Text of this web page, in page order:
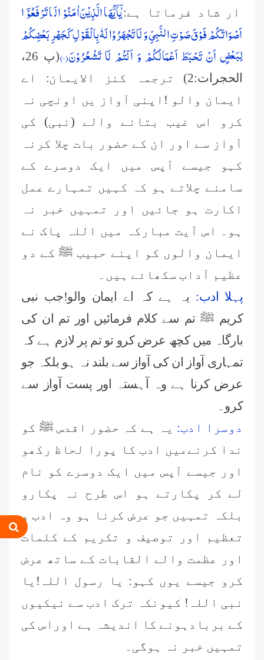
ار شاد فرماتا ہے:یٰۤاَیُّهَا الَّذِیْنَ اٰمَنُوْا لَا تَرْفَعُوْۤا
اَصْوَاتَكُمْ فَوْقَ صَوْتِ النَّبِیِّ وَ لَا تَجْهَرُوْا لَهٗ بِالْقَوْلِ كَجَهْرِ بَعْضِكُمْ
لِبَعْضٍ اَنْ تَحْبَطَ اَعْمَالُكُمْ وَ اَنْتُمْ لَا تَشْعُرُوْنَ(۲)
(پ 26،
الحجرات:2) ترجمہ کنز الایمان: اے
ایمان والو !اپنی آواز یں اونچی نہ
کرو اس غیب بتانے والے (نبی) کی
آواز سے اور ان کے حضور بات چلا کرنہ
کہو جیسے آپس میں ایک دوسرے کے
سامنے چلاتے ہو کہ کہیں تمہارے عمل
اکارت ہو جائیں اور تمہیں خبر نہ
ہو۔ اس آیت مبارکہ میں اللہ پاک نے
ایمان والوں کو اپنے حبیب ﷺ کے دو
عظیم آداب سکھائے ہیں۔
پہلا ادب: یہ ہے کہ اے ایمان والو!جب نبی
کریم ﷺ تم سے کلام فرمائیں اور تم ان کی
بارگاہ میں کچھ عرض کرو تو تم پر لازم ہے کہ
تمہاری آواز ان کی آواز سے بلند نہ ہو بلکہ جو
عرض کرنا ہے وہ آہستہ اور پست آواز سے
کرو۔
دوسرا ادب: یہ ہے کہ حضور اقدس ﷺ کو
ندا کرنےمیں ادب کا پورا لحاظ رکھو
اور جیسے آپس میں ایک دوسرے کو نام
لے کر پکارتے ہو اس طرح نہ پکارو
بلکہ تمہیں جو عرض کرنا ہو وہ ادب و
تعظیم اور توصیف و تکریم کے کلمات
اور عظمت والے القابات کے ساتھ عرض
کرو جیسے یوں کہو: یا رسول اللہ!یا
نبی اللہ! کیونکہ ترک ادب سے نیکیوں
کے بربادہونے کا اندیشہ ہے اوراس کی
تمہیں خبر نہ ہوگی۔